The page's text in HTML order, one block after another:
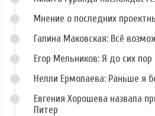
Мнение о последних
Галина Маковская: Всё
Егор Мельников: Я до сих
Нелли Ермолаева: Раньше я
Евгения Хорошева назвала
Питер